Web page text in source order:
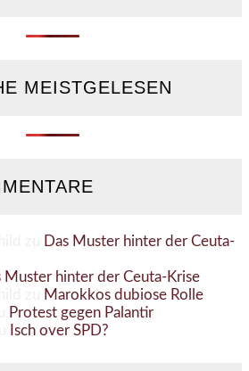
MEISTGELESEN
Das Muster hinter der Ceuta-
Muster hinter der Ceuta-Krise
Marokkos dubiose Rolle
Protest gegen Palantir
Isch over SPD?